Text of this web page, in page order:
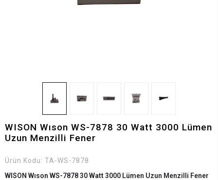
WISON Wıson WS-7878 30 Watt 3000 Lümen
Uzun Menzilli Fener
Ürün Kodu: TA-WS-7878
WISON Wıson WS-7878 30 Watt 3000 Lümen Uzun Menzilli Fener